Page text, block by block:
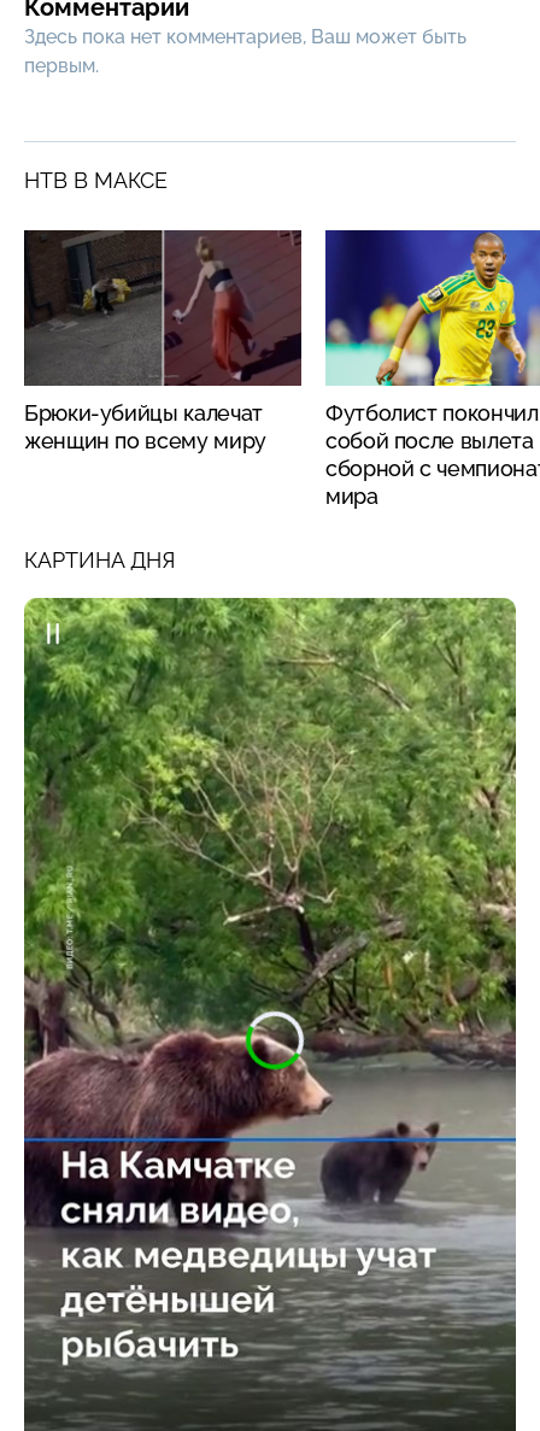
Комментарии
Здесь пока нет комментариев, Ваш может быть
первым.
НТВ В МАКСЕ
Брюки-убийцы калечат
женщин по всему миру
Футболист
собой после вылета
сборной с
мира
КАРТИНА ДНЯ